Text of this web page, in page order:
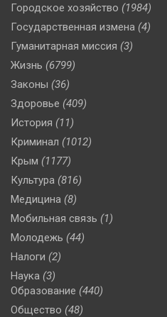
Городское хозяйство (1984)
Государственная измена (4)
Гуманитарная миссия (3)
Жизнь (6799)
Законы (36)
Здоровье (409)
История (11)
Криминал (1012)
Крым (1177)
Культура (816)
Медицина (8)
Мобильная связь (1)
Молодежь (44)
Налоги (2)
Наука (3)
Образование (440)
Общество (48)